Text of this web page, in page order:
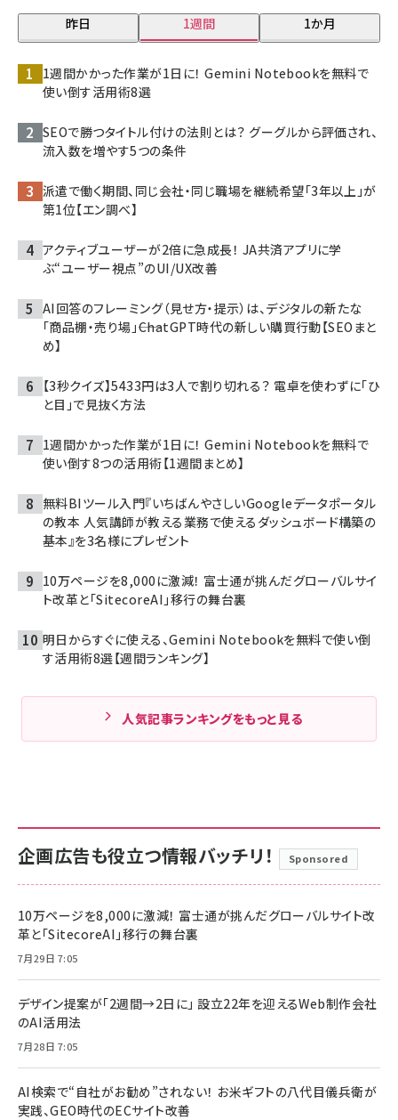
昨日 1週間 1か月
1週間かかった作業が1日に！ Gemini Notebookを無料で
使い倒す活用術8選
SEOで勝つタイトル付けの法則とは？ グーグルから評価され、
流入数を増やす5つの条件
派遣で働く期間、同じ会社・同じ職場を継続希望「3年以上」が
第1位【エン調べ】
アクティブユーザーが2倍に急成長！ JA共済アプリに学
ぶ“ユーザー視点”のUI/UX改善
AI回答のフレーミング（見せ方・提示）は、デジタルの新たな
「商品棚・売り場」――ChatGPT時代の新しい購買行動【SEOまと
め】
【3秒クイズ】5433円は3人で割り切れる？ 電卓を使わずに「ひ
と目」で見抜く方法
1週間かかった作業が1日に！ Gemini Notebookを無料で
使い倒す8つの活用術【1週間まとめ】
無料BIツール入門『いちばんやさしいGoogleデータポータル
の教本 人気講師が教える業務で使えるダッシュボード構築の
基本』を3名様にプレゼント
10万ページを8,000に激減！ 富士通が挑んだグローバルサイ
ト改革と「SitecoreAI」移行の舞台裏
明日からすぐに使える、Gemini Notebookを無料で使い倒
す活用術8選【週間ランキング】
人気記事ランキングをもっと見る
企画広告も役立つ情報バッチリ！ Sponsored
10万ページを8,000に激減！ 富士通が挑んだグローバルサイト改
革と「SitecoreAI」移行の舞台裏
7月29日 7:05
デザイン提案が「2週間→2日に」 設立22年を迎えるWeb制作会社
のAI活用法
7月28日 7:05
AI検索で“自社がお勧め”されない！ お米ギフトの八代目儀兵衛が
実践、GEO時代のECサイト改善